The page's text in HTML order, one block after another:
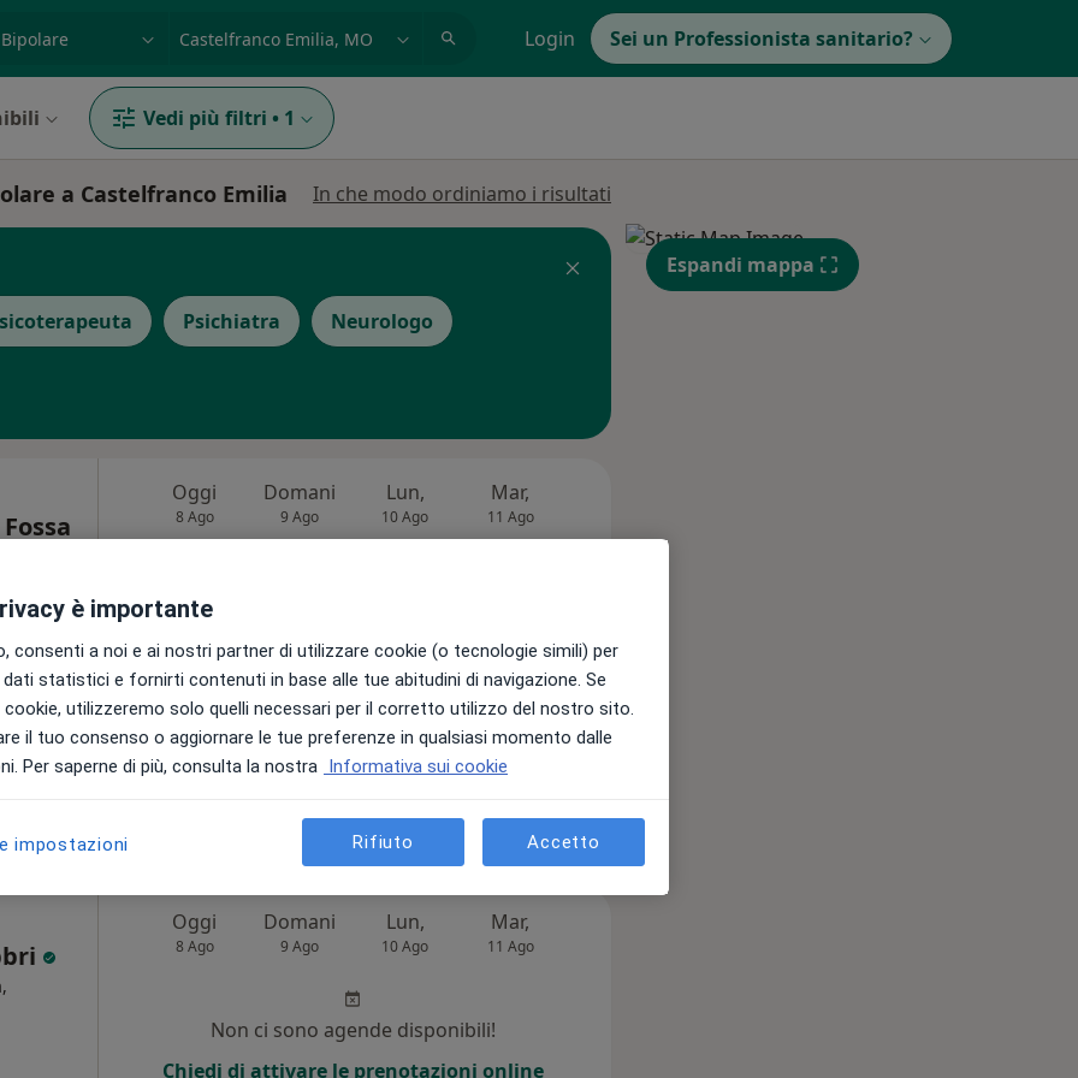
Login Sei un Professionista sanitario?
Vedi più filtri • 1
a Castelfranco Emilia In che modo ordiniamo i risultati
Psichiatra Neurologo
Mappa
Oggi
8 Ago
Domani
9 Ago
Lun,
10 Ago
Mar,
11 Ago
Non ci sono agende disponibili!
Chiedi di attivare le prenotazioni online
Oggi
8 Ago
Domani
9 Ago
Lun,
10 Ago
Mar,
11 Ago
Non ci sono agende disponibili!
Chiedi di attivare le prenotazioni online
Espandi mappa
è importante
consenti a noi e ai nostri partner di utilizzare cookie (o tecnologie simili) per
statistici e fornirti contenuti in base alle tue abitudini di navigazione. Se
utilizzeremo solo quelli necessari per il corretto utilizzo del nostro sito.
il tuo consenso o aggiornare le tue preferenze in qualsiasi momento dalle
Per saperne di più, consulta la nostra Informativa sui cookie
impostazioni Rifiuto Accetto